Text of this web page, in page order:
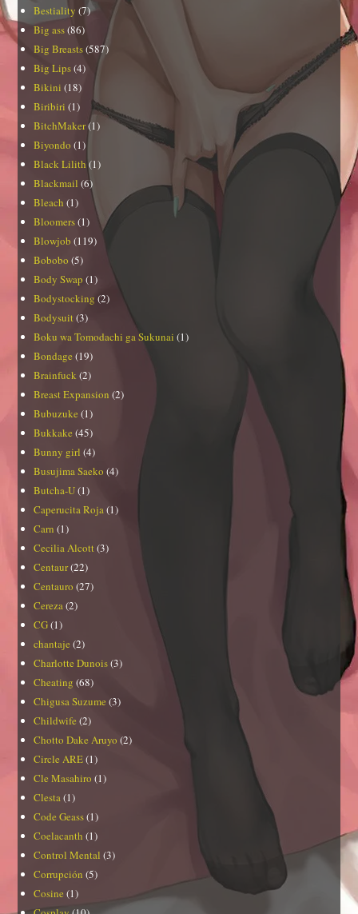
Bestiality (7)
Big ass(86)
Big Breasts(587)
Big Lips(4)
Bikini (18)
Biribiri (1)
BitchMaker(1)
Biyondo (1)
Black Lilith(1)
Blackmail (6)
Bleach (1)
Bloomers(1)
Blowjob (119)
Bobobo (5)
Body Swap (1)
Bodystocking (2)
Bodysuit (3)
Boku wa Tomodachi ga Sukunai (1)
Bondage (19)
Brainfuck (2)
Breast Expansion (2)
Bubuzuke (1)
Bukkake (45)
Bunny girl (4)
Busujima Saeko (4)
Butcha-U(1)
Caperucita Roja(1)
Carn (1)
Cecilia Alcott (3)
Centaur(22)
Centauro (27)
Cereza(2)
CG(1)
chantaje (2)
Charlotte Dunois(3)
Cheating (68)
Chigusa Suzume (3)
Childwife (2)
Chotto Dake Aruyo (2)
Circle ARE(1)
Cle Masahiro (1)
Clesta(1)
Code Geass(1)
Coelacanth (1)
Control Mental (3)
Corrupción (5)
Cosine (1)